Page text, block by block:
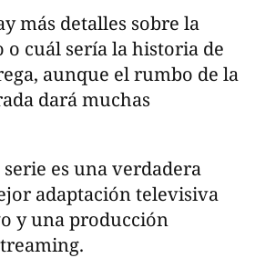
más detalles sobre la
o cuál sería la historia de
aunque el rumbo de la
dará muchas
es una verdadera
adaptación televisiva
y una producción